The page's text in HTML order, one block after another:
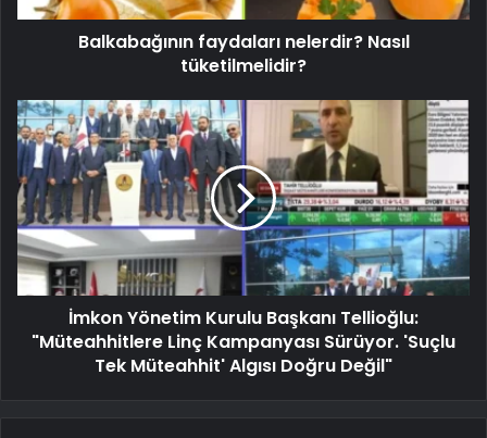
Balkabağının faydaları nelerdir? Nasıl
tüketilmelidir?
İmkon Yönetim Kurulu Başkanı Tellioğlu:
"Müteahhitlere Linç Kampanyası Sürüyor. 'Suçlu
Tek Müteahhit' Algısı Doğru Değil"